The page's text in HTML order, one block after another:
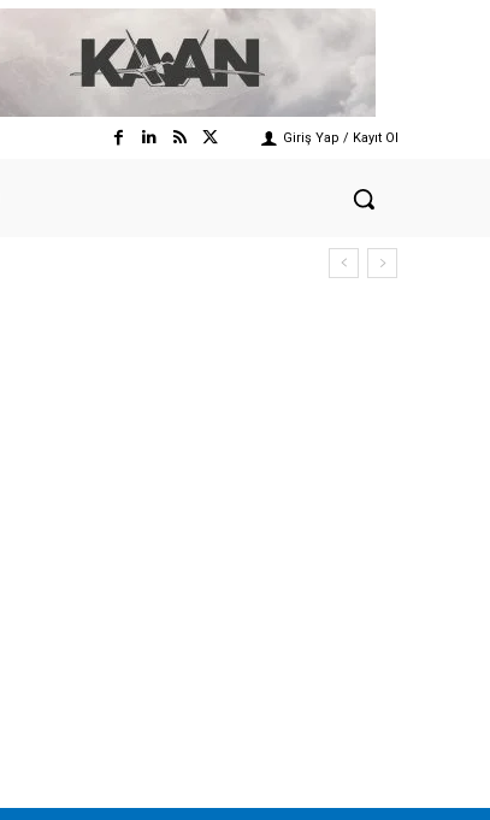
Giriş Yap / Kayıt Ol